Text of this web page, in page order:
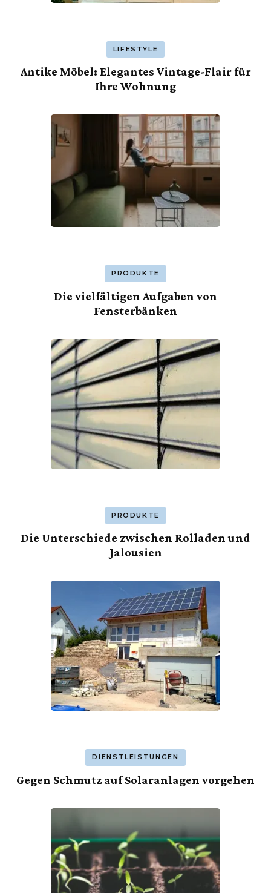
LIFESTYLE
Antike Möbel: Elegantes Vintage-Flair für
Ihre Wohnung
PRODUKTE
Die vielfältigen Aufgaben von
Fensterbänken
PRODUKTE
Die Unterschiede zwischen Rolladen und
Jalousien
DIENSTLEISTUNGEN
Gegen Schmutz auf Solaranlagen vorgehen